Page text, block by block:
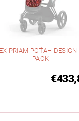
PRIAM POŤAH DESIGN
PACK